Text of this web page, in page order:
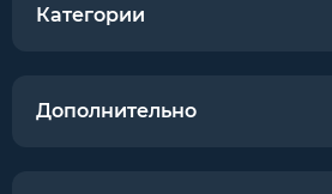
Категории
Дополнительно